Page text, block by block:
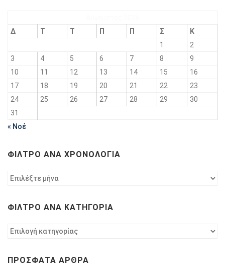
Δ
Τ Τ Π Π Σ
Κ
1
2
3
4 5 6 7 8
9
10
11 12 13 14 15
16
17
18 19 20 21 22
23
24
25 26 27 28 29
30
31
« Νοέ
ΦΊΛΤΡΟ ΑΝΆ ΧΡΟΝΟΛΟΓΊΑ
Φίλτρο
ΦΊΛΤΡΟ ΑΝΆ ΚΑΤΗΓΟΡΊΑ
Φίλτρο
ΠΡΌΣΦΑΤΑ ΆΡΘΡΑ